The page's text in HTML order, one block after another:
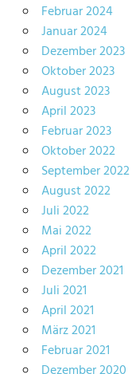
Februar 2024
Januar 2024
Dezember 2023
Oktober 2023
August 2023
April 2023
Februar 2023
Oktober 2022
September 2022
August 2022
Juli 2022
Mai 2022
April 2022
Dezember 2021
Juli 2021
April 2021
März 2021
Februar 2021